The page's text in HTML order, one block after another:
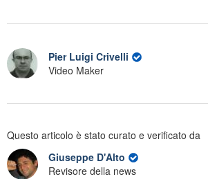
Pier Luigi Crivelli
Video Maker
Questo articolo è stato curato e verificato da
Giuseppe D'Alto
Revisore della news